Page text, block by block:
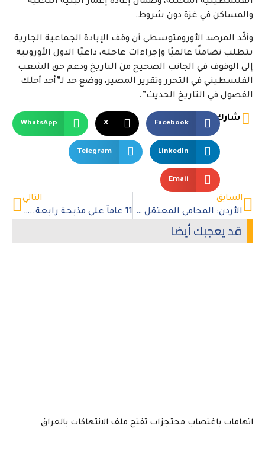
الفلسطينية المحتلة، وضمان إعادة إعمار البنية التحتية
والمساكن في غزة دون شروط.
وأكّد المرصد الأورومتوسطي أن وقف الإبادة الجماعية الجارية
يتطلب تضامنًا عالميًا وإجراءات عاجلة، داعيًا الدول الأوروبية
إلى الوقوف في الجانب الصحيح من التاريخ ودعم حق الشعب
الفلسطيني في التحرر وتقرير المصير، ووضع حد لـ”أحد أحلك
الفصول في التاريخ الحديث”.
شارك
Facebook
X
WhatsApp
LinkedIn
Telegram
Email
السابق
الأردن: المحامي المعتقل فراس الروسان يضرب عن الطعام والشراب احتجاجًا على حرمانه من العلاج
التالي
11 عاماً على مذبحة رابعة.. جراح مفتوحة وغياب للعدالة في مصر
قد يعجبك أيضاً
اتهامات باغتصاب محتجزات تفتح ملف الانتهاكات بالعراق